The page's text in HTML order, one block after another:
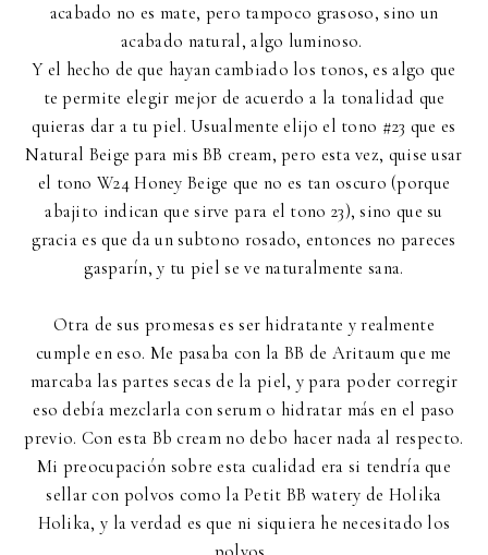
acabado no es mate, pero tampoco grasoso, sino un
acabado natural, algo luminoso.
Y el hecho de que hayan cambiado los tonos, es algo que
te permite elegir mejor de acuerdo a la tonalidad que
quieras dar a tu piel. Usualmente elijo el tono #23 que es
Natural Beige para mis BB cream, pero esta vez, quise usar
el tono W24 Honey Beige que no es tan oscuro (porque
abajito indican que sirve para el tono 23), sino que su
gracia es que da un subtono rosado, entonces no pareces
gasparín, y tu piel se ve naturalmente sana.
Otra de sus promesas es ser hidratante y realmente
cumple en eso. Me pasaba con la BB de Aritaum que me
marcaba las partes secas de la piel, y para poder corregir
eso debía mezclarla con serum o hidratar más en el paso
previo. Con esta Bb cream no debo hacer nada al respecto.
Mi preocupación sobre esta cualidad era si tendría que
sellar con polvos como la Petit BB watery de Holika
Holika, y la verdad es que ni siquiera he necesitado los